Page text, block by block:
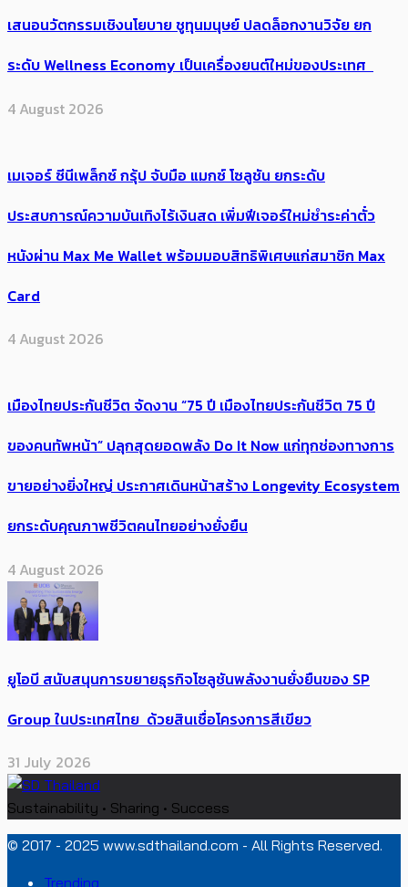
เสนอนวัตกรรมเชิงนโยบาย ชูทุนมนุษย์ ปลดล็อกงานวิจัย ยก
ระดับ Wellness Economy เป็นเครื่องยนต์ใหม่ของประเทศ
4 August 2026
เมเจอร์ ซีนีเพล็กซ์ กรุ้ป จับมือ แมกซ์ โซลูชัน ยกระดับ
ประสบการณ์ความบันเทิงไร้เงินสด เพิ่มฟีเจอร์ใหม่ชำระค่าตั๋ว
หนังผ่าน Max Me Wallet พร้อมมอบสิทธิพิเศษแก่สมาชิก Max
Card
4 August 2026
เมืองไทยประกันชีวิต จัดงาน “75 ปี เมืองไทยประกันชีวิต 75 ปี
ของคนทัพหน้า” ปลุกสุดยอดพลัง Do It Now แก่ทุกช่องทางการ
ขายอย่างยิ่งใหญ่ ประกาศเดินหน้าสร้าง Longevity Ecosystem
ยกระดับคุณภาพชีวิตคนไทยอย่างยั่งยืน
4 August 2026
ยูโอบี สนับสนุนการขยายธุรกิจโซลูชันพลังงานยั่งยืนของ SP
Group ในประเทศไทย ด้วยสินเชื่อโครงการสีเขียว
31 July 2026
Sustainability • Sharing • Success
© 2017 - 2025 www.sdthailand.com - All Rights Reserved.
Trending